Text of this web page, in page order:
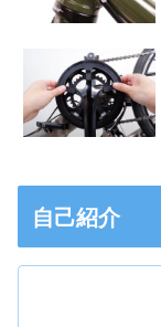
自己紹介